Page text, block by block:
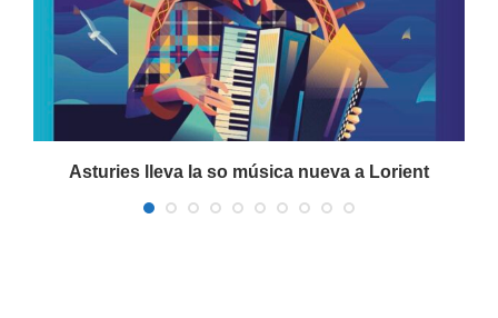
Asturies lleva la so música nueva a Lorient